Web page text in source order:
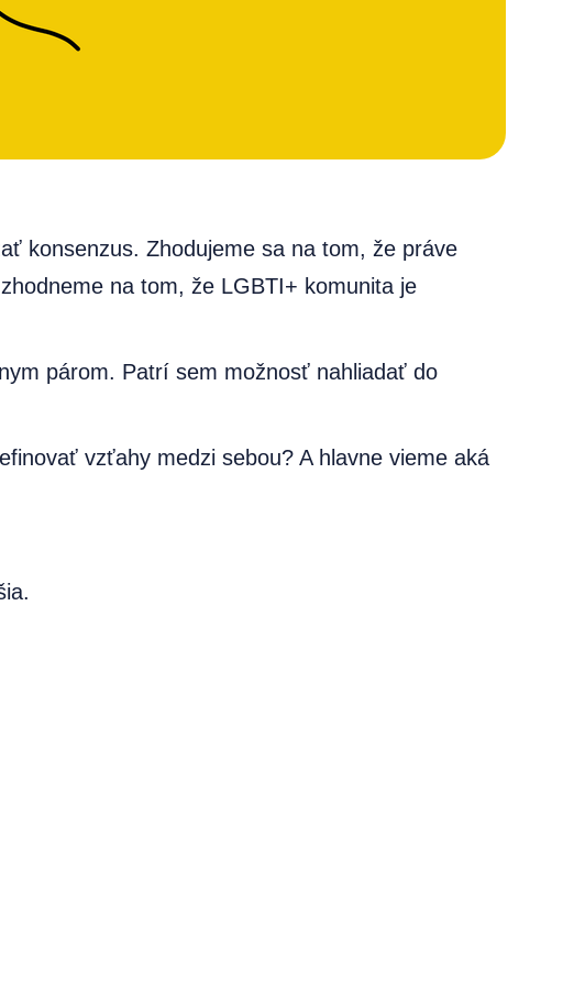
konsenzus. Zhodujeme sa na tom, že práve
na tom, že LGBTI+ komunita je
párom. Patrí sem možnosť nahliadať do
vzťahy medzi sebou? A hlavne vieme aká